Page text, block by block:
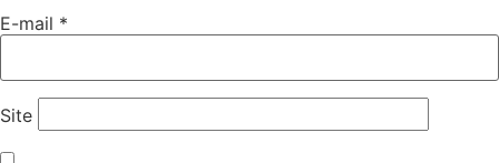
E-mail *
Site